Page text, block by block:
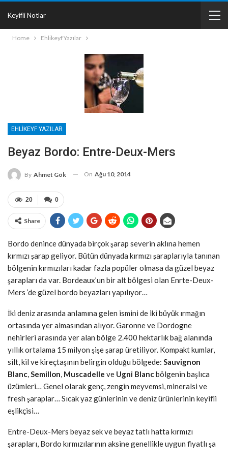
Keyifli Notlar
Home Ehlikeyf Yazılar
EHLIKEYF YAZILAR
Beyaz Bordo: Entre-Deux-Mers
By Ahmet Gök On Ağu 10, 2014
0
20
Share
Bordo denince dünyada birçok şarap severin aklına hemen
kırmızı şarap geliyor. Bütün dünyada kırmızı şaraplarıyla tanınan
bölgenin kırmızıları kadar fazla popüler olmasa da güzel beyaz
şarapları da var. Bordeaux’un bir alt bölgesi olan Enrte-Deux-
Mers ‘de güzel bordo beyazları yapılıyor…
İki deniz arasında anlamına gelen ismini de iki büyük ırmağın
ortasında yer almasından alıyor. Garonne ve Dordogne
nehirleri arasında yer alan bölge 2.400 hektarlık bağ alanında
yıllık ortalama 15 milyon şişe şarap üretiliyor. Kompakt kumlar,
silt, kil ve kireçtaşının belirgin olduğu bölgede: Sauvignon
Blanc,Semillon, Muscadelle ve Ugni Blancbölgenin başlıca
üzümleri… Genel olarak genç, zengin meyvemsi, mineralsi ve
fresh şaraplar… Sıcak yaz günlerinin ve deniz ürünlerinin keyifli
eşlikçisi…
Entre-Deux-Mers beyaz sek ve beyaz tatlı hatta kırmızı
şarapları, Bordo kırmızılarının aksine genellikle uygun fiyatlı şa